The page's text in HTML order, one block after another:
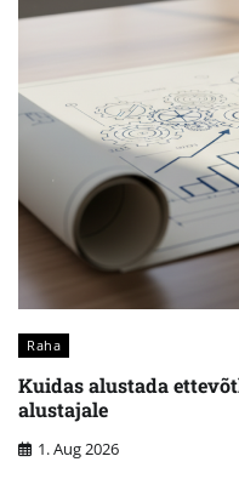
Raha
Kuidas alustada
alustajale
1. Aug 2026